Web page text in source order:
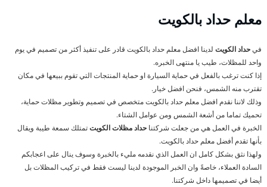
معلم حداد بالكويت
فيحداد الكويت لدينا افضل معلم حداد بالكويت قادر على تنفيذ أكثر من تصميم في يوم
واحد للمظلات، طيب يا منتهى الخبره.
إذا كنت ترغب بالفعل في حماية السيارة او حماية المنتجات التي تقوم ببيعها في مكان
تقترب منه الشمس، فنحن افضل خيار.
وذلك لاننا نقدم افضل معلم حداد بالكويت متخصص في تصميم وتطوير مظلات حماية،
تحميك تماما من أشعة الشمس ومن عوامل الشتاء.
الخبرة في العمل هي من جعلت شركتنا حداد مظلات الكويتتمتلك سمعة طيبة ويقال
بأنها تقدم أفضل معلم حداد بالكويت.
ولهذا نثق بشكل كامل ان العمل الذي نقدمه مليء بالخبرة وسوف ينال على اعجابكم
السادة العملاء، خاصةً وان الخبر الموجودة لدينا ليست فقط في تركيب المظلات بل
أيضا في تصميمها داخل شركتنا.